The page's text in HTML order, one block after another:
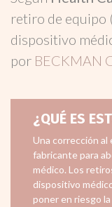
retiro de equipo
dispositivo
por BECKMAN
¿QUÉ ES
Una corrección
fabricante para
médico. Los
dispositivo
poner en riesgo